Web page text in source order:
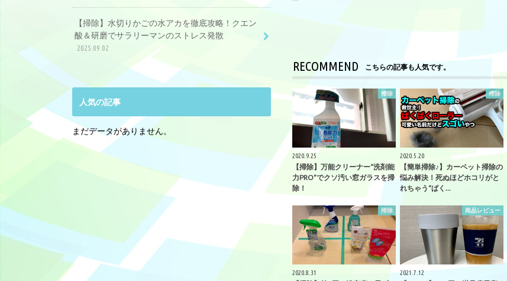
RECOMMEND こちらの記事も人気です。
掃除
2020.9.25
【掃除】万能クリーナー“洗剤能
力PRO”でクソ汚い窓ガラスを掃
除！
掃除
2020.5.20
【簡単掃除♪】カーペット掃除の
悩み解決！死ぬほどホコリがと
れちゃう“ぱく…
掃除
2020.8.31
商品レビュー
2021.7.12
【掃除】水切りかごの水アカを徹底攻略！クエン
酸＆研磨でサラリーマンのストレス発散
2025.09.02
人気の記事
まだデータがありません。